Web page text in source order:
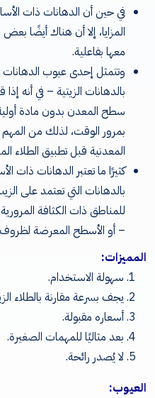
في حين أن الدهانات ذات
المزايا، إلا أن هناك أيضًا
معها بفاعلية.
وتتمثل إحدى عيوب الدهانات
بالدهانات الزيتية – في أنه
سطح المعدن بدون مادة
بمرور الوقت، لذلك من
المعدنية قبل تطبيق الطلاء
كثيرًا ما تعتبر الدهانات ذات
بالدهانات التي تعتمد على
للمناطق ذات الكثافة
– أو الأسطح المعرضة لظروف
المميزات:
سهولة الاستخدام.
يجف بسرعة مقارنة بالطلاء
أسعاره مقبولة.
بعد مثاليًا للمهمات الصغيرة.
لا يُصدر رائحة.
العيوب: